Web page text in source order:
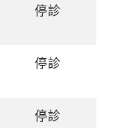
停診
停診
停診